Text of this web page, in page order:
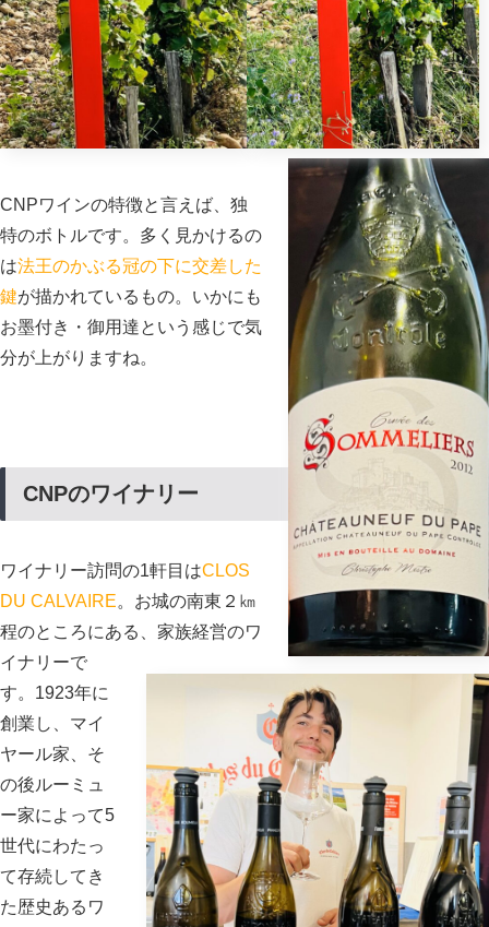
CNPワインの特徴と言えば、独
特のボトルです。多く見かけるの
は法王のかぶる冠の下に交差した
鍵が描かれているもの。いかにも
お墨付き・御用達という感じで気
分が上がりますね。
CNPのワイナリー
ワイナリー訪問の1軒目はCLOS
DU CALVAIRE。お城の南東２㎞
程のところにある、家族経営のワ
イナリーで
す。1923年に
創業し、マイ
ヤール家、そ
の後ルーミュ
ー家によって5
世代にわたっ
て存続してき
た歴史あるワ